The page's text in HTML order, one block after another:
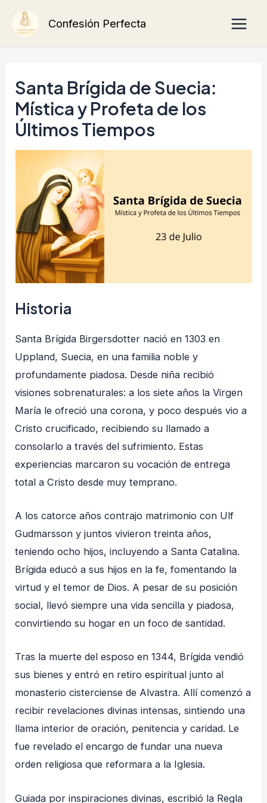
Confesión Perfecta
Santa Brígida de Suecia:
Mística y Profeta de los
Últimos Tiempos
Historia
Santa Brígida Birgersdotter nació en 1303 en
Uppland, Suecia, en una familia noble y
profundamente piadosa. Desde niña recibió
visiones sobrenaturales: a los siete años la Virgen
María le ofreció una corona, y poco después vio a
Cristo crucificado, recibiendo su llamado a
consolarlo a través del sufrimiento. Estas
experiencias marcaron su vocación de entrega
total a Cristo desde muy temprano.
A los catorce años contrajo matrimonio con Ulf
Gudmarsson y juntos vivieron treinta años,
teniendo ocho hijos, incluyendo a Santa Catalina.
Brígida educó a sus hijos en la fe, fomentando la
virtud y el temor de Dios. A pesar de su posición
social, llevó siempre una vida sencilla y piadosa,
convirtiendo su hogar en un foco de santidad.
Tras la muerte del esposo en 1344, Brígida vendió
sus bienes y entró en retiro espiritual junto al
monasterio cisterciense de Alvastra. Allí comenzó a
recibir revelaciones divinas intensas, sintiendo una
llama interior de oración, penitencia y caridad. Le
fue revelado el encargo de fundar una nueva
orden religiosa que reformara a la Iglesia.
Guiada por inspiraciones divinas, escribió la Regla